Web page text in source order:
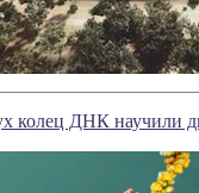
колец ДНК научили